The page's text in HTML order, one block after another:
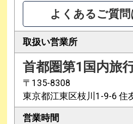
よくあるご質
取扱い営業所
首都圏第1国内旅
〒135-8308
東京都江東区枝川1-9-6 住
営業時間